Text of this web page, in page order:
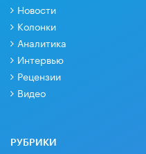
Новости
Колонки
Аналитика
Интервью
Рецензии
Видео
РУБРИКИ